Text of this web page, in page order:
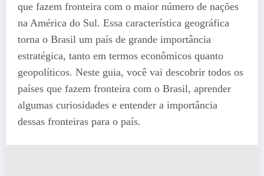
que fazem fronteira com o maior número de nações
na América do Sul. Essa característica geográfica
torna o Brasil um país de grande importância
estratégica, tanto em termos econômicos quanto
geopolíticos. Neste guia, você vai descobrir todos os
países que fazem fronteira com o Brasil, aprender
algumas curiosidades e entender a importância
dessas fronteiras para o país.